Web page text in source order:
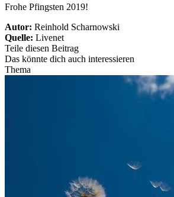
Frohe Pfingsten 2019!
Autor: Reinhold Scharnowski
Quelle: Livenet
Teile diesen Beitrag
Das könnte dich auch interessieren
Thema